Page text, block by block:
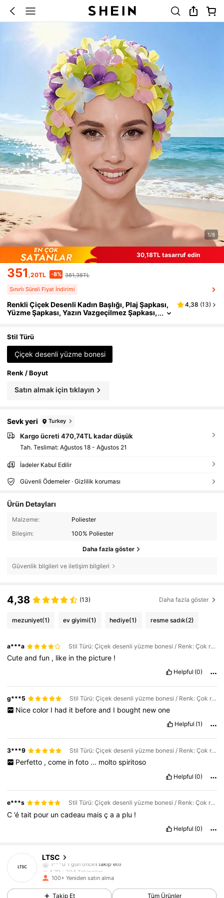
1/8
30,18TL tasarruf edin
351 ,20TL -8% 381,38TL
Sınırlı Süreli Fiyat İndirimi
Renkli Çiçek Desenli Kadın Başlığı, Plaj Şapkası,
Yüzme Şapkası, Yazın Vazgeçilmez Şapkası,
4,38 (13)
Stil Türü
Çiçek desenli yüzme bonesi
Renk / Boyut
Satın almak için tıklayın
Sevk yeri Turkey
Kargo ücreti 470,74TL kadar düşük
Tah. Teslimat: Ağustos 18 - Ağustos 21
İadeler Kabul Edilir
Güvenli Ödemeler · Gizlilik koruması
Ürün Detayları
Malzeme:
Poliester
Bileşim:
100% Poliester
Daha fazla göster
Güvenlik bilgileri ve iletişim bilgileri
4,38 (13) Daha fazla göster
mezuniyet(1) ev giyimi(1) hediye(1) resme sadık(2)
a***a Stil Türü: Çiçek desenli yüzme bonesi / Renk: Çok renkli / Boyut: Tek boyut
Cuteandfun , like inthe picture !
Helpful (0)
g***5 Stil Türü: Çiçek desenli yüzme bonesi / Renk: Çok renkli / Boyut: Tek boyut
Nice color I had it before and I bought new one
Helpful (1)
3***9 Stil Türü: Çiçek desenli yüzme bonesi / Renk: Çok renkli / Boyut: Tek boyut
Perfetto , come in foto ... molto spiritoso
Helpful (0)
e***s Stil Türü: Çiçek desenli yüzme bonesi / Renk: Çok renkli / Boyut: Tek boyut
C’était pour uncadeau maisçaa plu !
Helpful (0)
LTSC
l***0
4,79
204 Takipçiler
100+ Yeniden satın alma
Takip Et Tüm Ürünler